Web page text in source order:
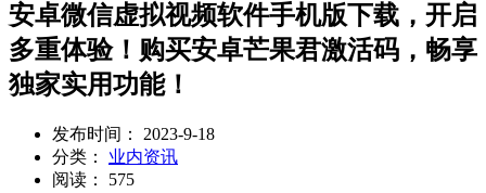
安卓微信虚拟视频软件手机版下载，开启
多重体验！购买安卓芒果君激活码，畅享
独家实用功能！
发布时间： 2023-9-18
分类： 业内资讯
阅读： 575